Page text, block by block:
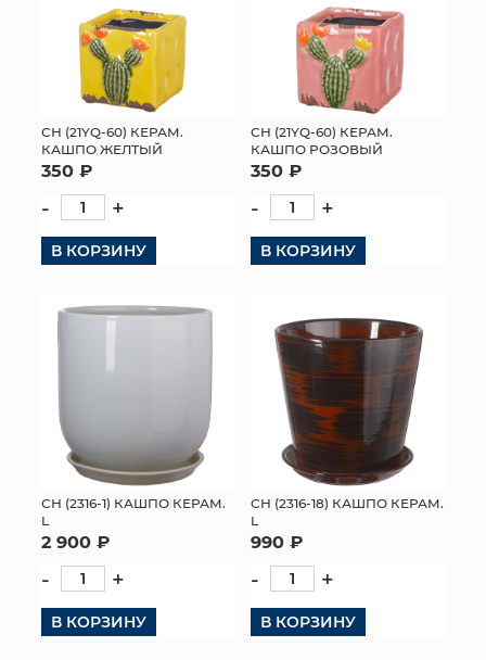
СН (21YQ-60) КЕРАМ.
КАШПО ЖЕЛТЫЙ
350 ₽
- +
В КОРЗИНУ
СН (21YQ-60) КЕРАМ.
КАШПО РОЗОВЫЙ
350 ₽
- +
В КОРЗИНУ
СН (2316-1) КАШПО КЕРАМ.
L
2 900 ₽
- +
В КОРЗИНУ
СН (2316-18) КАШПО КЕРАМ.
L
990 ₽
- +
В КОРЗИНУ